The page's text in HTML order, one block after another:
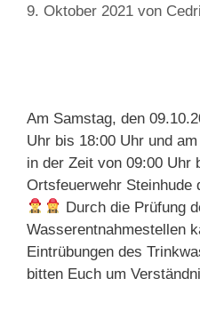
9. Oktober 2021 von
Am Samstag, den
Uhr bis 18:00 Uhr und
in der Zeit von 09:00 Uhr
Ortsfeuerwehr Steinhude
Durch die Prüfung
Wasserentnahmestellen
Eintrübungen des
bitten Euch um